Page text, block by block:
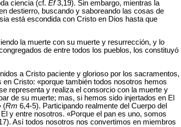
ciencia (cf. Ef3,19). Sin embargo, mientras la
destierro, buscando y saboreando las cosas de
está escondida con Cristo en Dios hasta que
la muerte con su muerte y resurrección, y lo
de entre todos los pueblos, los constituyó
a Cristo paciente y glorioso por los sacramentos,
Cristo: «porque también todos nosotros hemos
representa y realiza el consorcio con la muerte y
de su muerte; mas, si hemos sido injertados en El
(Rm 6,4-5). Participando realmente del Cuerpo del
y entre nosotros. «Porque el pan es uno, somos
Así todos nosotros nos convertimos en miembros